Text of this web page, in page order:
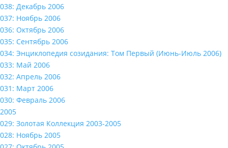
038: Декабрь 2006
037: Ноябрь 2006
036: Октябрь 2006
035: Сентябрь 2006
034: Энциклопедия созидания: Том Первый (Июнь-Июль 2006)
033: Май 2006
032: Апрель 2006
031: Март 2006
030: Февраль 2006
2005
029: Золотая Коллекция 2003-2005
028: Ноябрь 2005